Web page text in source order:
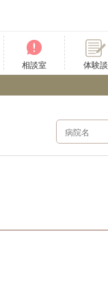
相談室 体験談